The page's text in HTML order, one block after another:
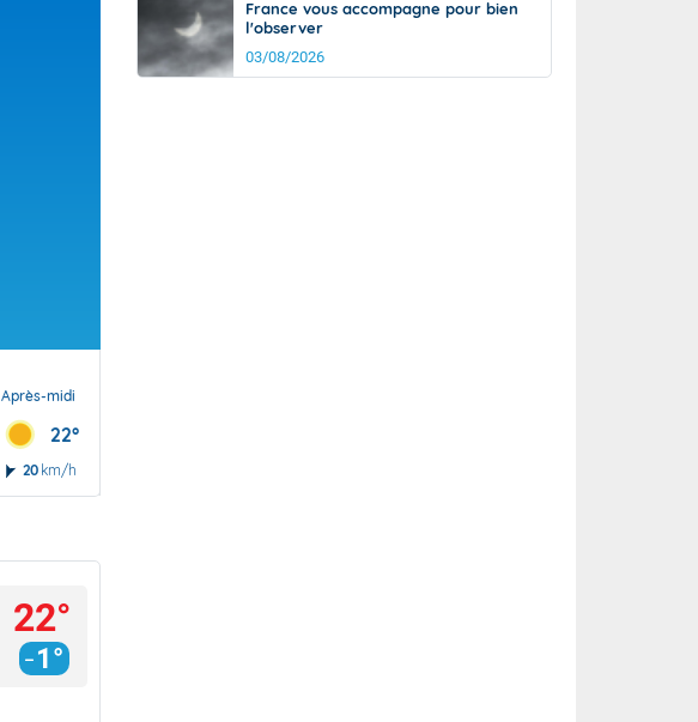
Après-midi
22°
20 km/h
22°
1°
France vous accompagne pour bien
l'observer
03/08/2026